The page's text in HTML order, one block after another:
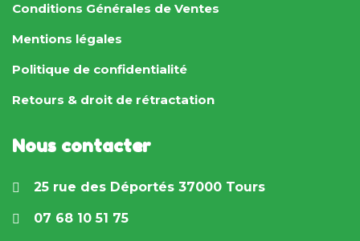
Conditions Générales de Ventes
Mentions légales
Politique de confidentialité
Retours & droit de rétractation
Nous contacter
25 rue des Déportés 37000 Tours
07 68 10 51 75